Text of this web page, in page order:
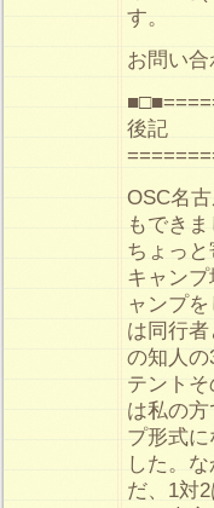
す。
お問い合
後記
OSC名
もできま
ちょっ
キャンプ
ャンプ
は同行
の知人
テントそ
は私の
プ形式に
した。
だ、1対2